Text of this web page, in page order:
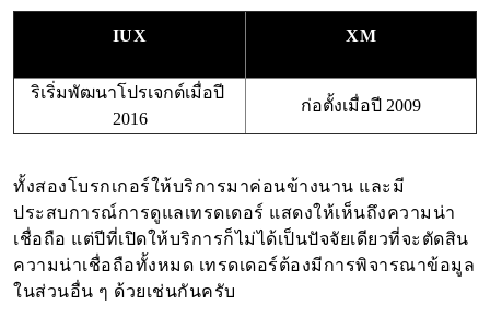
IUX XM
ริเริ่มพัฒนาโปรเจกต์เมื่อปี
2016
ก่อตั้งเมื่อปี 2009
ทั้งสองโบรกเกอร์ให้บริการมาค่อนข้างนาน และมี
ประสบการณ์การดูแลเทรดเดอร์ แสดงให้เห็นถึงความน่า
เชื่อถือ แต่ปีที่เปิดให้บริการก็ไม่ได้เป็นปัจจัยเดียวที่จะตัดสิน
ความน่าเชื่อถือทั้งหมด เทรดเดอร์ต้องมีการพิจารณาข้อมูล
ในส่วนอื่น ๆ ด้วยเช่นกันครับ